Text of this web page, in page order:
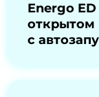
Energo ED
открытом
с